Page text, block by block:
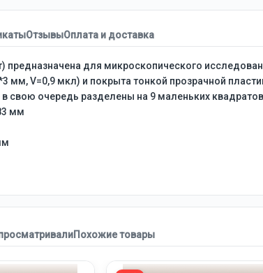
ОтзывыОплата и доставка
предназначена для микроскопического
мм, V=0,9 мкл) и покрыта тонкой прозрачной
свою очередь разделены на 9 маленьких
мм
Похожие товары